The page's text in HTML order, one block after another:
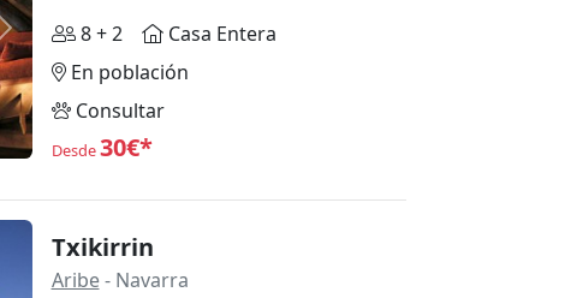
Siguiente8 + 2
Casa Entera
En población
Consultar
Desde30€*
Txikirrin
Aribe- Navarra